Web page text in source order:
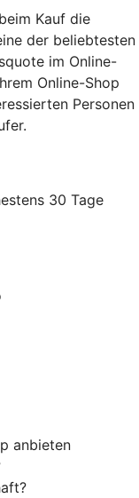
Kauf die
der beliebtesten
im Online-
Online-Shop
Personen
30 Tage
anbieten